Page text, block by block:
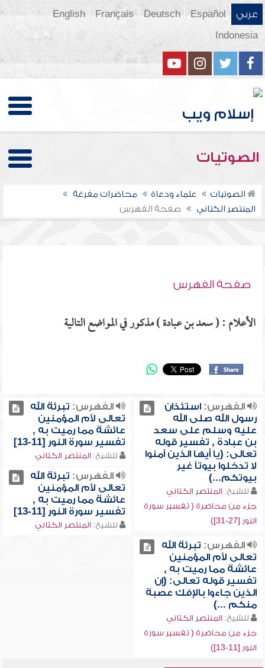
عربي Español
Deutsch
Français
English
Indonesia
الصوتيات
الصوتيات علماء ودعاة
محاضرات مفرغة
المنتصر الكتاني
صفحة الفهرس
صفحة الفهرس
الأعلام : ( سعد بن عبادة ) مذكور في المواضع التالية
الفهرس:استئذان
رسول الله صلى الله
عليه وسلم على سعد
بن عبادة , تفسير قوله
تعالى: (يا أيها الذين آمنوا
لا تدخلوا بيوتاً غير
بيوتكم...)
للشيخ: المنتصر الكتاني
جزء من محاضرة ( تفسير سورة
النور [27-31])
الفهرس: تبرئة الله
تعالى لأم المؤمنين
عائشة مما رميت به ,
تفسير سورة النور [11-13]
للشيخ: المنتصر الكتاني
الفهرس: تبرئة الله
تعالى لأم المؤمنين
عائشة مما رميت به ,
تفسير سورة النور [11-13]
للشيخ: المنتصر الكتاني
الفهرس: تبرئة الله
تعالى لأم المؤمنين
عائشة مما رميت به ,
تفسير قوله تعالى: (إن
الذين جاءوا بالإفك عصبة
منكم ...)
للشيخ: المنتصر الكتاني
جزء من محاضرة ( تفسير سورة
النور [11-13])